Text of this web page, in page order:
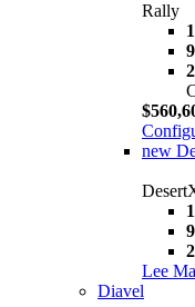
Rally
new
Lee
Diavel